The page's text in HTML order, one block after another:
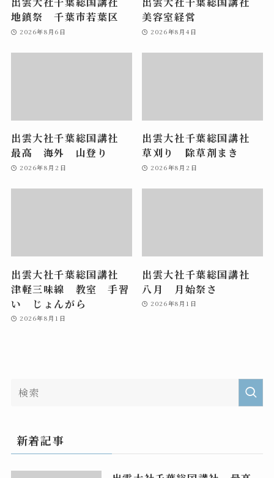
地鎮祭 千葉市若葉区
2026年8月6日
美容室経営
2026年8月4日
出雲大社千葉総国講社
最高 海外 山登り
2026年8月2日
出雲大社千葉総国講社
草刈り 除草剤まき
2026年8月2日
出雲大社千葉総国講社
津軽三味線 教室 手習
い じょんがら
2026年8月1日
出雲大社千葉総国講社
八月 月始祭さ
2026年8月1日
新着記事